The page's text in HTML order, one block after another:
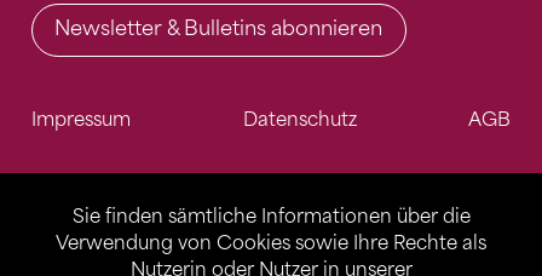
Sie finden sämtliche Informationen über die
Verwendung von Cookies sowie Ihre Rechte als
Nutzerin oder Nutzer in unserer
Newsletter & Bulletins abonnieren
Impressum Datenschutz AGB